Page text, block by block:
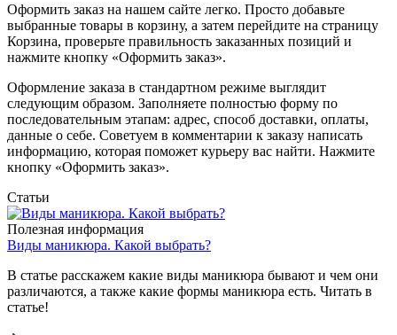
Оформить заказ на нашем сайте легко. Просто добавьте
выбранные товары в корзину, а затем перейдите на страницу
Корзина, проверьте правильность заказанных позиций и
нажмите кнопку «Оформить заказ».
Оформление заказа в стандартном режиме выглядит
следующим образом. Заполняете полностью форму по
последовательным этапам: адрес, способ доставки, оплаты,
данные о себе. Советуем в комментарии к заказу написать
информацию, которая поможет курьеру вас найти. Нажмите
кнопку «Оформить заказ».
Статьи
Полезная информация
Виды маникюра. Какой выбрать?
В статье расскажем какие виды маникюра бывают и чем они
различаются, а также какие формы маникюра есть. Читать в
статье!